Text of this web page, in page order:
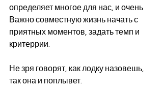
определяет многое для нас, и очень
Важно совместную жизнь начать с
приятных моментов, задать темп и
критеррии.
Не зря говорят, как лодку назовешь,
так она и поплывет.